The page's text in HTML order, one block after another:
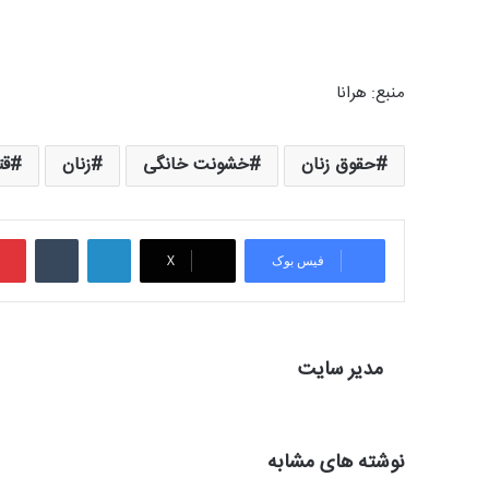
منبع: هرانا
حقوق زنان خشونت خانگی زنان
فیس بوک X
لینکدین
مدیر سایت
نوشته های مشابه